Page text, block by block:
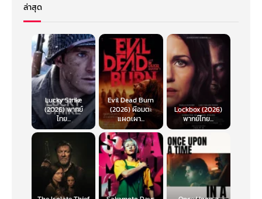
ล่าสุด
Lucky Strike
(2026) พากย์
ไทย...
Evil Dead Burn
(2026) ผีอมตะ
แผดเผา...
Lockbox (2026)
พากย์ไทย...